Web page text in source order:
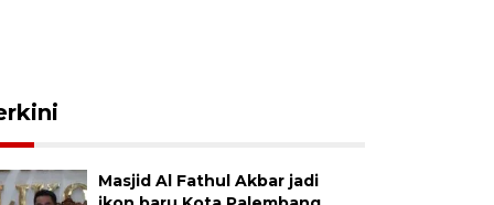
Masjid Al Fathul Akbar jadi